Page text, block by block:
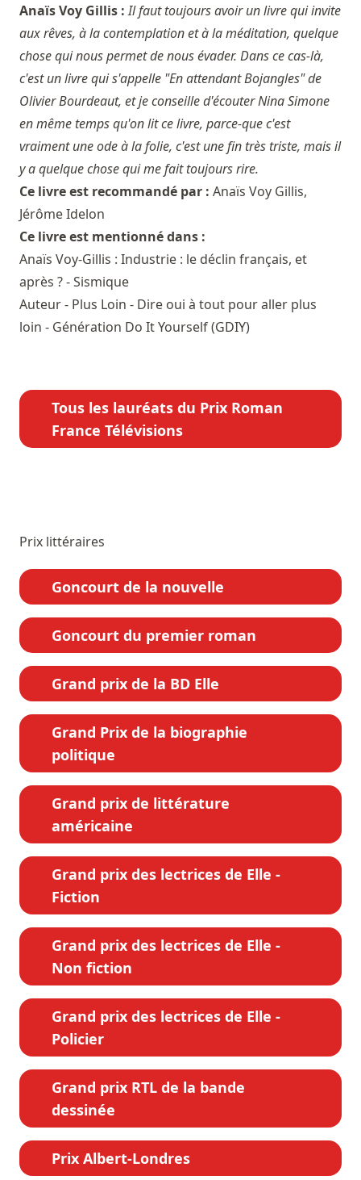
Anaïs Voy Gillis :Il faut toujours avoir un livre qui invite
aux rêves, à la contemplation et à la méditation, quelque
chose qui nous permet de nous évader. Dans ce cas-là,
c'est un livre qui s'appelle "En attendant Bojangles" de
Olivier Bourdeaut, et je conseille d'écouter Nina Simone
en même temps qu'on lit ce livre, parce-que c'est
vraiment une ode à la folie, c'est une fin très triste, mais il
y a quelque chose qui me fait toujours rire.
Ce livre est recommandé par : Anaïs Voy Gillis,
Jérôme Idelon
Ce livre est mentionné dans :
Anaïs Voy-Gillis : Industrie : le déclin français, et
après ? - Sismique
Auteur - Plus Loin - Dire oui à tout pour aller plus
loin - Génération Do It Yourself (GDIY)
Tous les lauréats du Prix Roman
France Télévisions
Prix littéraires
Goncourt de la nouvelle
Goncourt du premier roman
Grand prix de la BD Elle
Grand Prix de la biographie
politique
Grand prix de littérature
américaine
Grand prix des lectrices de Elle -
Fiction
Grand prix des lectrices de Elle -
Non fiction
Grand prix des lectrices de Elle -
Policier
Grand prix RTL de la bande
dessinée
Prix Albert-Londres